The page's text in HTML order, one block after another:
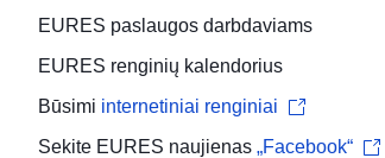
EURES paslaugos darbdaviams
EURES renginių kalendorius
Būsimi internetiniai renginiai
Sekite EURES naujienas „Facebook“